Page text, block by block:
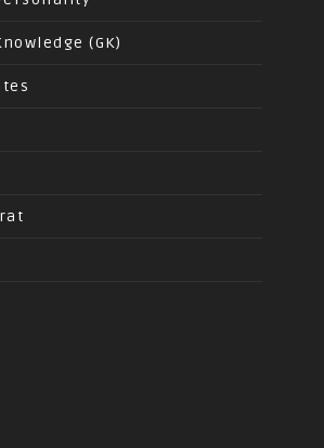
(GK)